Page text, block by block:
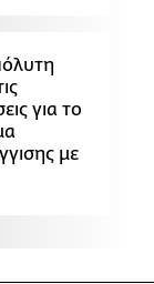
για το
με